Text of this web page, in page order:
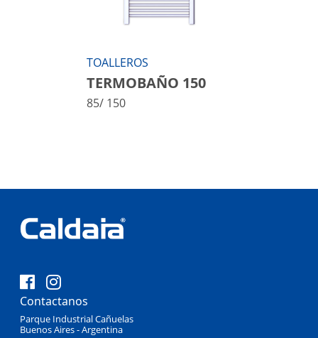
TOALLEROS
TERMOBAÑO 150
85/ 150
Contactanos
Parque Industrial Cañuelas
Buenos Aires - Argentina